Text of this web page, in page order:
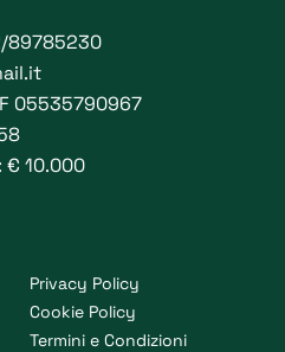
89785230
05535790967
€ 10.000
Privacy Policy
Cookie Policy
Termini e Condizioni